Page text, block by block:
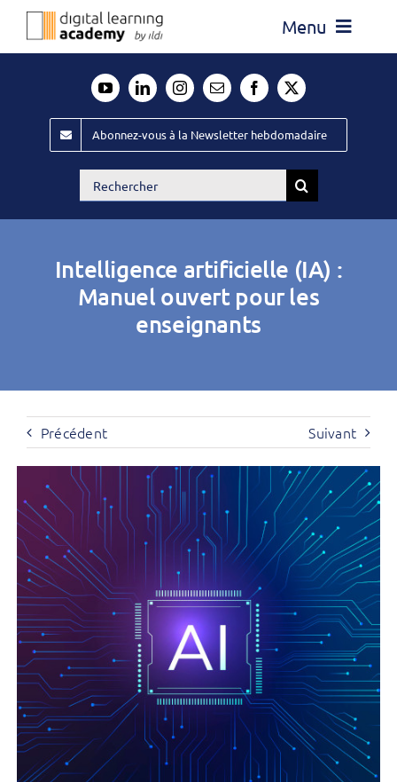
Passer
Menu
Évènements ILDI
Offres d’emploi
Publiez
Abonnez-vous à la Newsletter hebdomadaire
Rechercher:
Intelligence artificielle (IA) :
Manuel ouvert pour les
enseignants
Précédent Suivant